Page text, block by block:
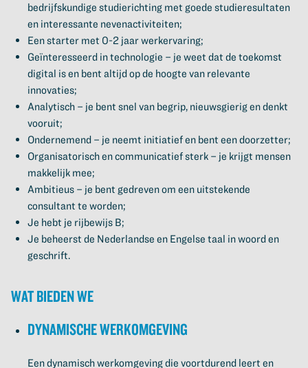
bedrijfskundige studierichting met goede studieresultaten
en interessante nevenactiviteiten;
Een starter met 0-2 jaar werkervaring;
Geïnteresseerd in technologie – je weet dat de toekomst
digital is en bent altijd op de hoogte van relevante
innovaties;
Analytisch – je bent snel van begrip, nieuwsgierig en denkt
vooruit;
Ondernemend – je neemt initiatief en bent een doorzetter;
Organisatorisch en communicatief sterk – je krijgt mensen
makkelijk mee;
Ambitieus – je bent gedreven om een uitstekende
consultant te worden;
Je hebt je rijbewijs B;
Je beheerst de Nederlandse en Engelse taal in woord en
geschrift.
Wat bieden we
Dynamische werkomgeving
Een dynamisch werkomgeving die voortdurend leert en